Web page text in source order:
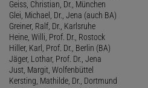
Geiss, Christian, Dr., München
Glei, Michael, Dr., Jena (auch BA)
Greiner, Ralf, Dr., Karlsruhe
Heine, Willi, Prof. Dr., Rostock
Hiller, Karl, Prof. Dr., Berlin (BA)
Jäger, Lothar, Prof. Dr., Jena
Just, Margit, Wolfenbüttel
Kersting, Mathilde, Dr., Dortmund